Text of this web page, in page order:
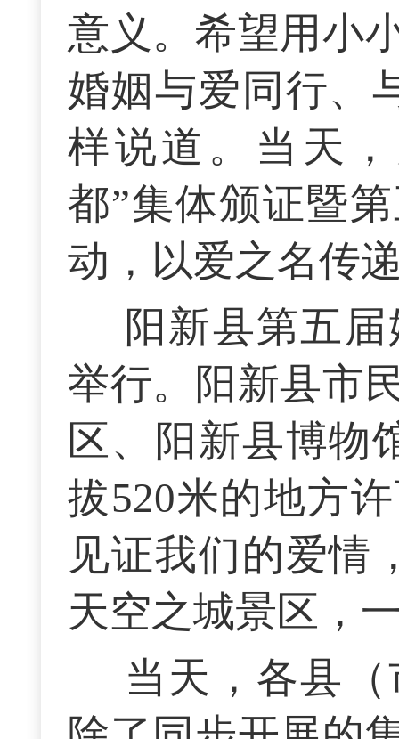
意义。希望用小
婚姻与爱同行、
样说道。当天
都”集体颁证暨
动，以爱之名传
阳新县第五
举行。阳新县市
区、阳新县博物
拔520米的地方
见证我们的爱情
天空之城景区，
当天，各县